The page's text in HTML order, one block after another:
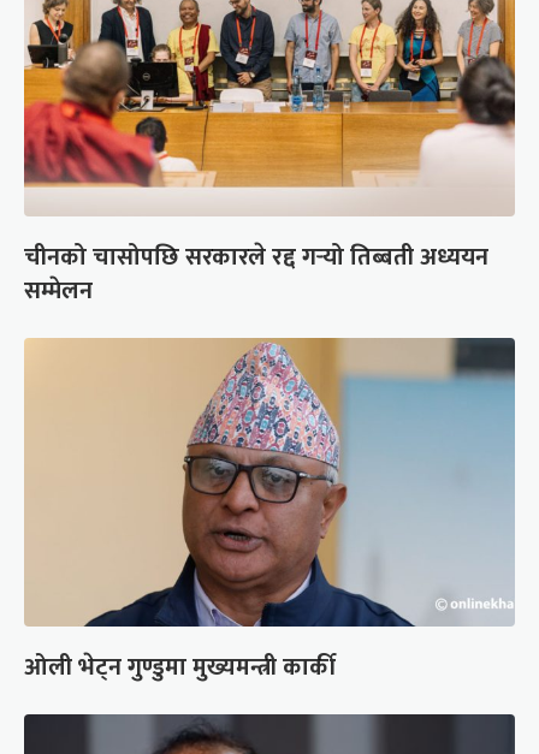
चीनको चासोपछि सरकारले रद्द गर्‍यो तिब्बती अध्ययन
सम्मेलन
ओली भेट्न गुण्डुमा मुख्यमन्त्री कार्की